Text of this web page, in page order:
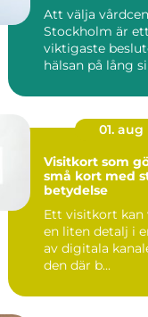
Att välja
Stockholm är
viktigaste
hälsan på lång
01. aug
Visitkort som
små kort med
betydelse
Ett visitkort kan
en liten detalj i
av digitala
den där b...